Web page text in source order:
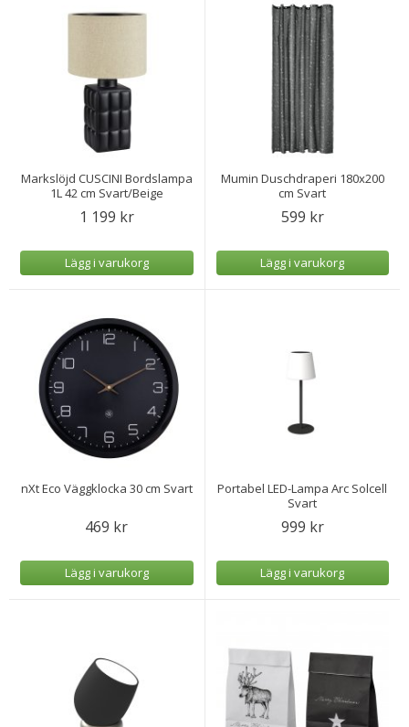
Markslöjd CUSCINI Bordslampa
1L 42 cm Svart/Beige
1 199 kr
Lägg i varukorg
Mumin Duschdraperi 180x200
cm Svart
599 kr
Lägg i varukorg
nXt Eco Väggklocka 30 cm Svart
469 kr
Lägg i varukorg
Portabel LED-Lampa Arc Solcell
Svart
999 kr
Lägg i varukorg